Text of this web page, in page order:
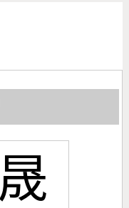
晟